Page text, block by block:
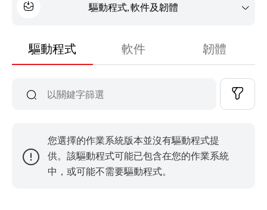
驅動程式, 軟件及韌體
驅動程式 軟件 韌體
您選擇的作業系統版本並沒有驅動程式提
供。該驅動程式可能已包含在您的作業系統
中，或可能不需要驅動程式。